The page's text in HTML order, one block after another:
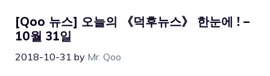
[Qoo 뉴스] 오늘의 《덕후뉴스》 한눈에 ! –
10월 31일
2018-10-31 by Mr. Qoo